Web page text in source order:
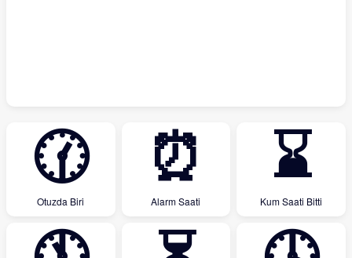
🕜
Otuzda Biri
⏰
Alarm Saati
⌛
Kum Saati Bitti